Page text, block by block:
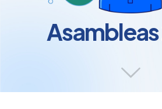
Asambleas